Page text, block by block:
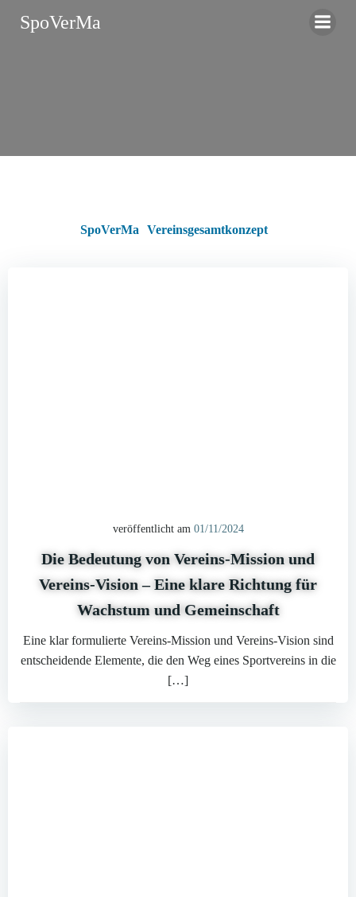
SpoVerMa
SpoVerMa Vereinsgesamtkonzept
veröffentlicht am 01/11/2024
Die Bedeutung von Vereins-Mission und
Vereins-Vision – Eine klare Richtung für
Wachstum und Gemeinschaft
Eine klar formulierte Vereins-Mission und Vereins-Vision sind
entscheidende Elemente, die den Weg eines Sportvereins in die
[…]